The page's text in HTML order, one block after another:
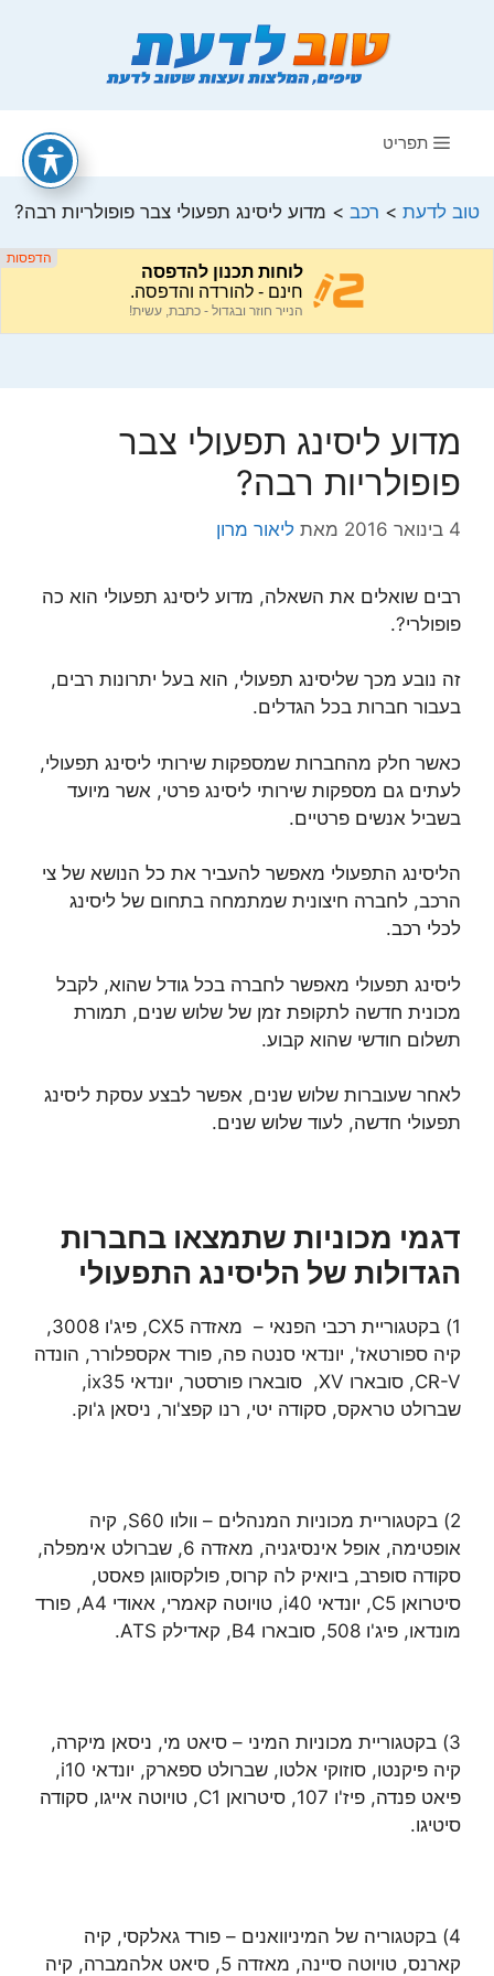
תפריט
טוב לדעת > רכב > מדוע ליסינג תפעולי צבר פופולריות רבה?
מדוע ליסינג תפעולי צבר
פופולריות רבה?
4 בינואר 2016 מאת ליאור מרון
רבים שואלים את השאלה, מדוע ליסינג תפעולי הוא כה
פופולרי?.
זה נובע מכך שליסינג תפעולי, הוא בעל יתרונות רבים,
בעבור חברות בכל הגדלים.
כאשר חלק מהחברות שמספקות שירותי ליסינג תפעולי,
לעתים גם מספקות שירותי ליסינג פרטי, אשר מיועד
בשביל אנשים פרטיים.
הליסינג התפעולי מאפשר להעביר את כל הנושא של צי
הרכב, לחברה חיצונית שמתמחה בתחום של ליסינג
לכלי רכב.
ליסינג תפעולי מאפשר לחברה בכל גודל שהוא, לקבל
מכונית חדשה לתקופת זמן של שלוש שנים, תמורת
תשלום חודשי שהוא קבוע.
לאחר שעוברות שלוש שנים, אפשר לבצע עסקת ליסינג
תפעולי חדשה, לעוד שלוש שנים.
דגמי מכוניות שתמצאו בחברות
הגדולות של הליסינג התפעולי
1) בקטגוריית רכבי הפנאי – מאזדה CX5, פיג'ו 3008,
קיה ספורטאז', יונדאי סנטה פה, פורד אקספלורר, הונדה
CR-V, סובארו XV, סובארו פורסטר, יונדאי ix35,
שברולט טראקס, סקודה יטי, רנו קפצ'ור, ניסאן ג'וק.
2) בקטגוריית מכוניות המנהלים – וולוו S60, קיה
אופטימה, אופל אינסיגניה, מאזדה 6, שברולט אימפלה,
סקודה סופרב, ביואיק לה קרוס, פולקסווגן פאסט,
סיטרואן C5, יונדאי i40, טויוטה קאמרי, אאודי A4, פורד
מונדאו, פיג'ו 508, סובארו B4, קאדילק ATS.
3) בקטגוריית מכוניות המיני – סיאט מי, ניסאן מיקרה,
קיה פיקנטו, סוזוקי אלטו, שברולט ספארק, יונדאי i10,
פיאט פנדה, פיז'ו 107, סיטרואן C1, טויוטה אייגו, סקודה
סיטיגו.
4) בקטגוריה של המיניוואנים – פורד גאלקסי, קיה
קארנס, טויוטה סיינה, מאזדה 5, סיאט אלהמברה, קיה